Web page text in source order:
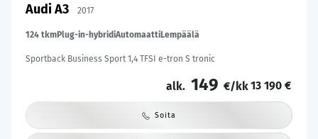
Audi A3 2017
124 tkmPlug-in-hybridiAutomaattiLempäälä
Sportback Business Sport 1,4 TFSI e-tron S tronic
alk. 149 €/kk13 190 €
Soita